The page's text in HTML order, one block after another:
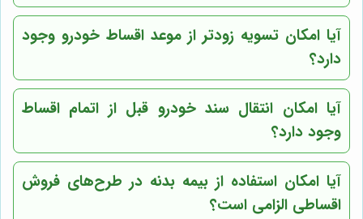
آیا امکان تسویه زودتر از موعد اقساط خودرو وجود
دارد؟
آیا امکان انتقال سند خودرو قبل از اتمام اقساط
وجود دارد؟
آیا امکان استفاده از بیمه بدنه در طرح‌های فروش
اقساطی الزامی است؟